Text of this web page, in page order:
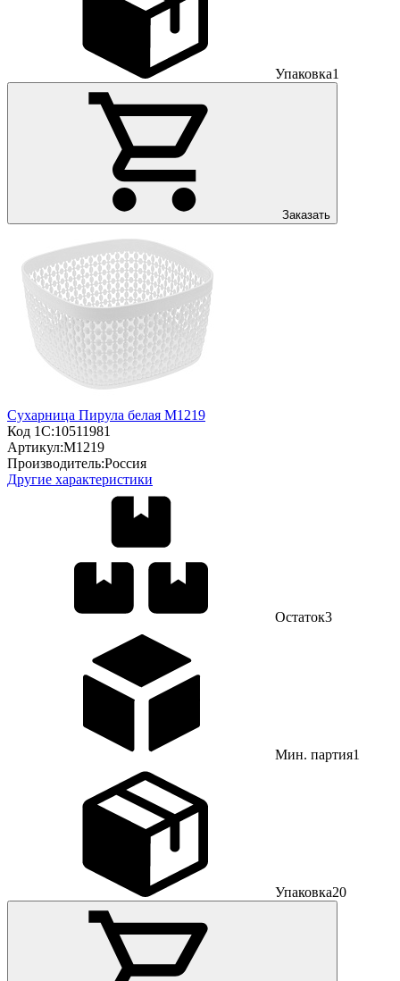
Упаковка1
Заказать
Сухарница Пирула белая М1219
Код 1С:10511981
Артикул:М1219
Производитель:Россия
Другие характеристики
Остаток3
Мин. партия1
Упаковка20